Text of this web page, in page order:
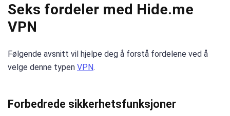
Seks fordeler med Hide.me
VPN
Følgende avsnitt vil hjelpe deg å forstå fordelene ved å
velge denne typen VPN.
Forbedrede sikkerhetsfunksjoner